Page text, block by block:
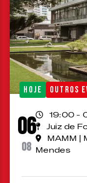
HOJE OUTROS
06
08
19:00 -
Juiz de
MAMM |
Mendes